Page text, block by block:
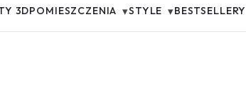
3DPOMIESZCZENIA ▾STYLE ▾BESTSELLERY